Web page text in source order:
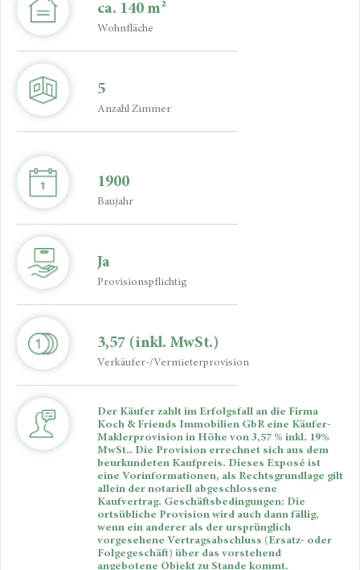
Wohnfläche
ca. 140 m²
Anzahl Zimmer
5
Provisionspflichtig
Ja
Verkäufer-/Vermieterprovision
3,57 (inkl. MwSt.)
Der Käufer zahlt im Erfolgsfall an die Firma
Koch & Friends Immobilien GbR eine Käufer-
Maklerprovision in Höhe von 3,57 % inkl. 19%
MwSt.. Die Provision errechnet sich aus dem
beurkundeten Kaufpreis. Dieses Exposé ist
eine Vorinformationen, als Rechtsgrundlage gilt
allein der notariell abgeschlossene
Kaufvertrag. Geschäftsbedingungen: Die
ortsübliche Provision wird auch dann fällig,
wenn ein anderer als der ursprünglich
vorgesehene Vertragsabschluss (Ersatz- oder
Folgegeschäft) über das vorstehend
angebotene Objekt zu Stande kommt.
Baujahr
1900